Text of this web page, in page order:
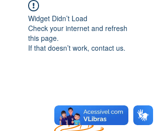
Widget Didn’t Load
Check your internet and refresh
this page.
If that doesn’t work, contact us.